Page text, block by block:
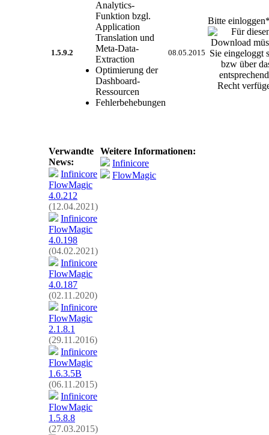
1.5.9.2
Analytics-
Funktion bzgl.
Application
Translation und
Meta-Data-
Extraction
Optimierung der
Dashboard-
Ressourcen
Fehlerbehebungen
08.05.2015
Bitte
Verwandte
News:
Infinicore
FlowMagic
4.0.212
(12.04.2021)
Infinicore
FlowMagic
4.0.198
(04.02.2021)
Infinicore
FlowMagic
4.0.187
(02.11.2020)
Infinicore
FlowMagic
2.1.8.1
(29.11.2016)
Infinicore
FlowMagic
1.6.3.5B
(06.11.2015)
Infinicore
FlowMagic
1.5.8.8
(27.03.2015)
Weitere Informationen:
Infinicore
FlowMagic